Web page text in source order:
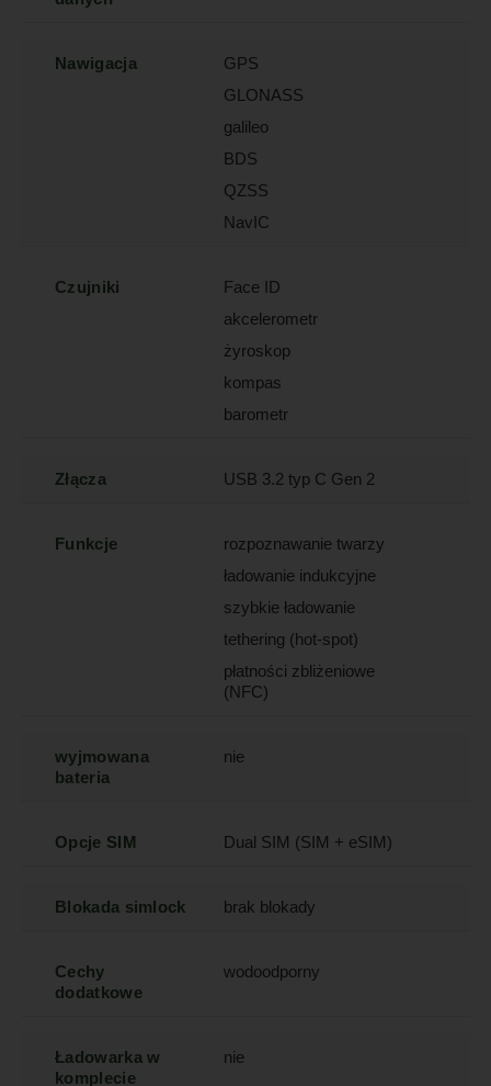
Nawigacja
GPS
GLONASS
galileo
BDS
QZSS
NavIC
Czujniki
Face ID
akcelerometr
żyroskop
kompas
barometr
Złącza USB 3.2 typ C Gen 2
Funkcje
rozpoznawanie twarzy
ładowanie indukcyjne
szybkie ładowanie
tethering (hot-spot)
płatności zbliżeniowe
(NFC)
wyjmowana
bateria
nie
Opcje SIM Dual SIM (SIM + eSIM)
Blokada simlock brak blokady
Cechy
dodatkowe
wodoodporny
Ładowarka w
komplecie
nie